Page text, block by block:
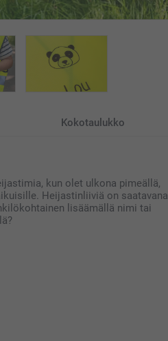
Kokotaulukko
kun olet ulkona pimeällä,
Heijastinliiviä on saatavana
lisäämällä nimi tai